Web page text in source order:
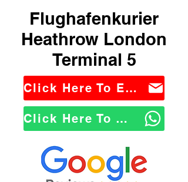
Flughafenkurier
Heathrow London
Terminal 5
Click Here To Email Us
Click Here To WhatsApp Us